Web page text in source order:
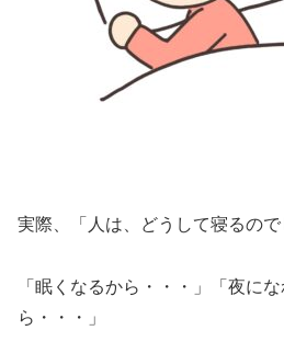
実際、「人は、どうして寝るので
「眠くなるから・・・」「夜に
ら・・・」